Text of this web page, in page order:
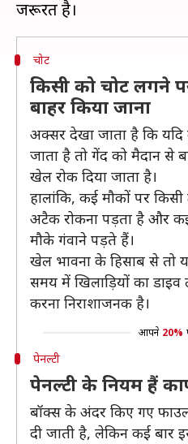
चोट
किसी को चोट लगने
बाहर किया जाना
अक्सर देखा जाता है कि यदि
जाता है तो गेंद को मैदान से
खेल रोक दिया जाता है।
हालांकि, कई मौकों पर
अटैक रोकना पड़ता है और
मौके गंवाने पड़ते हैं।
खेल भावना के हिसाब से
समय में खिलाड़ियों का डाइव
करना निराशाजनक है।
आपने 20%
पेनल्टी
पेनल्टी के नियम हैं
बॉक्स के अंदर किए गए फाउल
दी जाती है, लेकिन कई बार